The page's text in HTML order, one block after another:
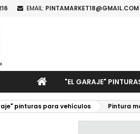
EMAIL: PINTAMARKET18@GMAIL.COM
INICIO"EL GARAJE"
pinturas para vehículos Pintura